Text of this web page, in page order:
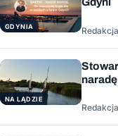
GDYNIA Redakcja
NA LĄDZIE
Redakcja